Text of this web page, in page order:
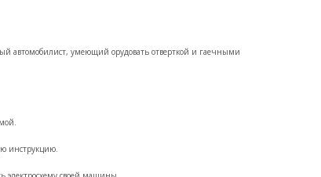
автомобилист, умеющий орудовать отверткой и гаечными
инструкцию.